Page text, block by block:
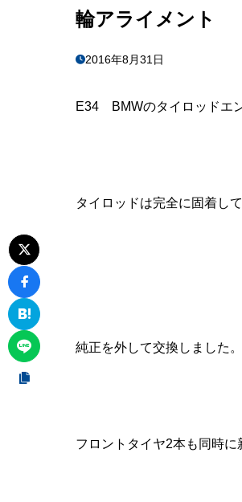
輪アライメント
2016年8月31日
E34 BMWのタイロッドエ
タイロッドは完全に固着し
純正を外して交換しました。
フロントタイヤ2本も同時に